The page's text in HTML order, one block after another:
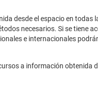
desde el espacio en
necesarios. Si se tiene
e internacionales
a información obtenida